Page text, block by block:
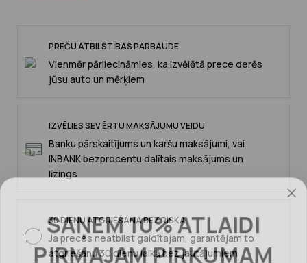
PREČU ATBILSTĪBAS PĀRBAUDE
Vienmēr pārliecināmies, ka izvēlētā prece derēs
jūsu auto un mērķiem
IZVĒLIES SEV ĒRTU MAKSĀJUMU VEIDU
Banku pārskaitījums un karšu maksājumi, vai
INBANK bezprocentu dalītais maksājums un
līzings
30 DIENU ATGRIEŠANA BEZ RISKA
Ja preces neatbilst gaidītajam, garantējam to
atgriešanu 30 dienu laikā bez jautājumiem
SAŅEM 10% ATLAIDI
PIRMAJAM PIRKUMAM